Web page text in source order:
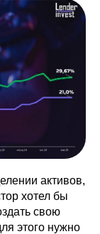
активов,
хотел бы
свою
этого нужно